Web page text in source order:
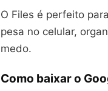
O Files é perfeito
pesa no celular,
medo.
Como baixar o